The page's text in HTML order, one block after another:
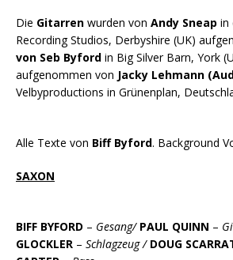
Die Gitarren wurden von Andy Sneap in
Recording Studios, Derbyshire (UK)
von Seb Byford in Big Silver Barn, York
aufgenommen von Jacky Lehmann
Velbyproductions in Grünenplan,
Alle Texte von Biff Byford. Background
SAXON
BIFF BYFORD – Gesang/ PAUL QUINN –
GLOCKLER – Schlagzeug / DOUG